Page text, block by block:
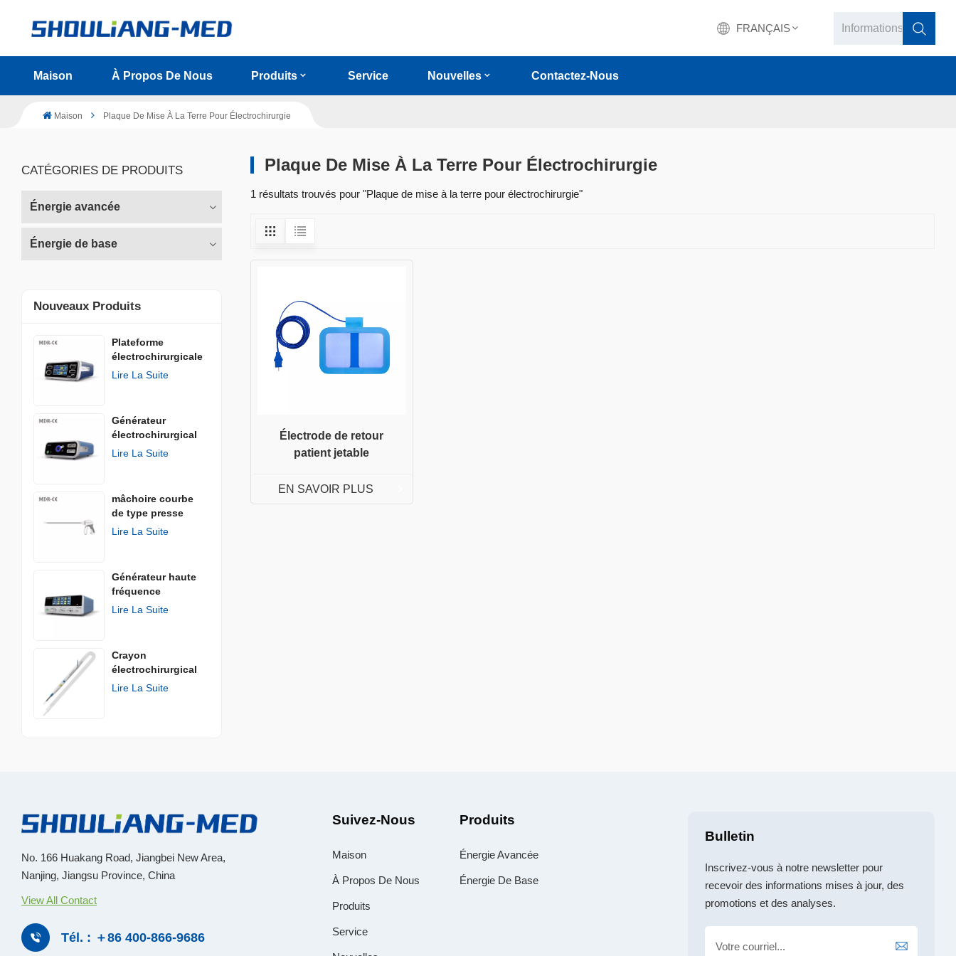
FRANÇAIS
English
Maison À Propos De Nous Produits Service Nouvelles Contactez-Nous
Maison Plaque De Mise À La Terre Pour Électrochirurgie
CATÉGORIES DE PRODUITS
Énergie avancée
Énergie de base
Nouveaux Produits
Plateforme
électrochirurgicale
Lire La Suite
Générateur
électrochirurgical
AGISEAL
Lire La Suite
mâchoire courbe
de type presse
Lire La Suite
Générateur haute
fréquence
Lire La Suite
Crayon
électrochirurgical
jetable
Lire La Suite
Plaque De Mise À La Terre Pour Électrochirurgie
1 résultats trouvés pour "Plaque de mise à la terre pour électrochirurgie"
Électrode de retour
patient jetable
EN SAVOIR PLUS
No. 166 Huakang Road, Jiangbei New Area,
Nanjing, Jiangsu Province, China
View All Contact
Tél. : ＋86 400-866-9686
Suivez-Nous
Maison
À Propos De Nous
Produits
Service
Produits
Énergie Avancée
Énergie De Base
Bulletin
Inscrivez-vous à notre newsletter pour
recevoir des informations mises à jour, des
promotions et des analyses.